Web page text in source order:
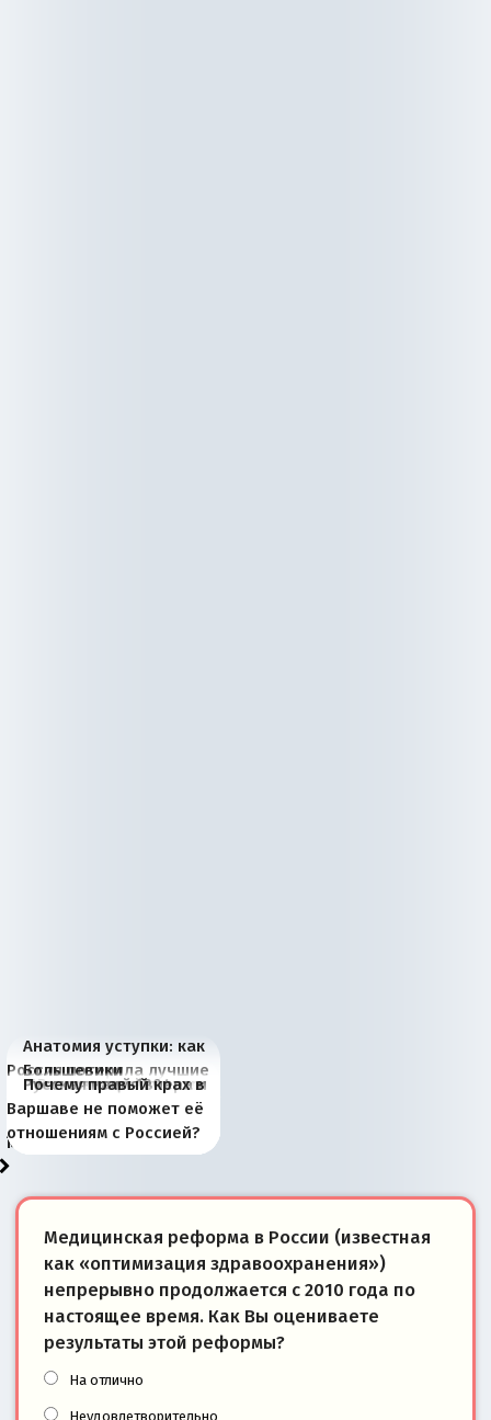
Анатомия уступки: как
Россия потеряла лучшие
рыбопромысловые
районы Баренцева
моря
Большевики
отличаются от «Яблока»
тем, что они -
победители
Киевская марионетка
Запада рассказала о
«переобувании» хозяев
В России назрели
перемены: 15 шагов к
суверенной экономике
Миграционный пожар
Европы
Россия начинает
сбрасывать балласт
Анкориджа
Россия зимой 1904
года: первые уступки во
внутренней политике
Русская нация вчера и
сегодня
Почему правый крах в
Варшаве не поможет её
отношениям с Россией?
Медицинская реформа в России (известная
как «оптимизация здравоохранения»)
непрерывно продолжается с 2010 года по
настоящее время. Как Вы оцениваете
результаты этой реформы?
На отлично
Неудовлетворительно